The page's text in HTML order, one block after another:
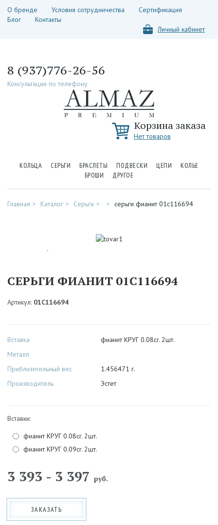
О бренде Условия сотрудничества
Сертификация
Блог
Контакты
Личный кабинет
8 (937)776-26-56
Консультации по телефону
Корзина заказа
Нет товаров
КОЛЬЦА СЕРЬГИ БРАСЛЕТЫ ПОДВЕСКИ ЦЕПИ
КОЛЬЕ
БРОШИ
ДРУГОЕ
Главная Каталог Серьги серьги фианит 01с116694
СЕРЬГИ ФИАНИТ 01С116694
Артикул: 01С116694
Вставка
Металл
Приблизительный вес
Производитель
фианит КРУГ 0.08cr. 2шт.
1.456471 г.
Эстет
Вставки:
фианит КРУГ 0.08cr. 2шт.
фианит КРУГ 0.09cr. 2шт.
3 393 - 3 397 руб.
ЗАКАЗАТЬ